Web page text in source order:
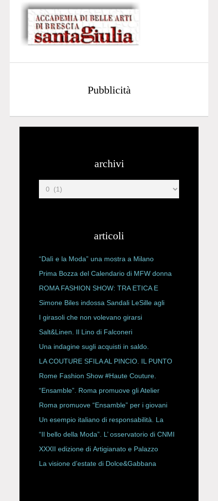
Pubblicità
archivi
articoli
“Dalì e la Moda” una mostra a Milano
Prima Bozza del Calendario di MFW donna
P/E 2027
ROMA FASHION SHOW: TRA ETICA E
HAUTE COUTURE
Simone Biles indossa Sandali LeSille agli
ESPY Awards 2026
I girasoli che non volevano girarsi
Salt&Linen. Il Lino di Falconeri
Una indagine sugli acquisti in saldo.
LA COUTURE SFILA AL PINCIO. IL PUNTO
CON ALESSANDRO ONORATO E
ROBERTA ANGELILLI
Rome Fashion Show #Haute Couture.
“Ensamble”. Roma promuove gli Atelier
Storici
Roma promuove “Ensamble” per i giovani
Un esempio italiano di responsabilità. La
Rete Slow Fiber
“Il bello della Moda”. L’ osservatorio di CNMI
XXXII edizione di Artigianato e Palazzo
La visione d’estate di Dolce&Gabbana